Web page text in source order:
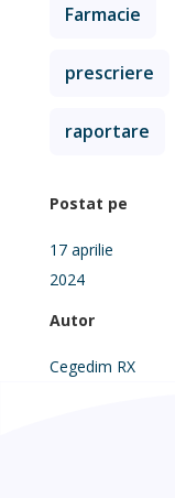
Farmacie
prescriere
raportare
Postat pe
17 aprilie
2024
Autor
Cegedim RX